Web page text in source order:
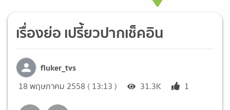
เรื่องย่อ เปรี้ยวปากเช็คอิน
fluker_tvs
18 พฤษภาคม 2558 ( 13:13 ) 31.3K 1